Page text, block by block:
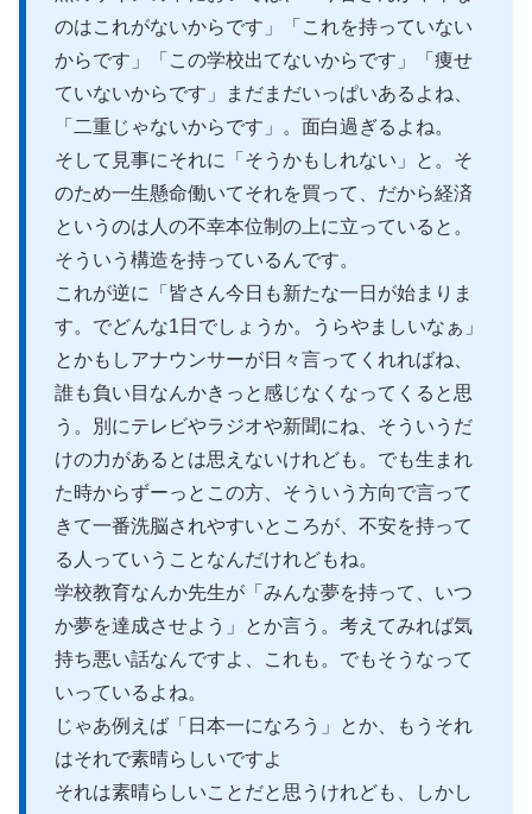
のはこれがないからです」「これを持っていない
からです」「この学校出てないからです」「痩せ
ていないからです」まだまだいっぱいあるよね、
「二重じゃないからです」。面白過ぎるよね。
そして見事にそれに「そうかもしれない」と。そ
のため一生懸命働いてそれを買って、だから経済
というのは人の不幸本位制の上に立っていると。
そういう構造を持っているんです。
これが逆に「皆さん今日も新たな一日が始まりま
す。でどんな1日でしょうか。うらやましいなぁ」
とかもしアナウンサーが日々言ってくれればね、
誰も負い目なんかきっと感じなくなってくると思
う。別にテレビやラジオや新聞にね、そういうだ
けの力があるとは思えないけれども。でも生まれ
た時からずーっとこの方、そういう方向で言って
きて一番洗脳されやすいところが、不安を持って
る人っていうことなんだけれどもね。
学校教育なんか先生が「みんな夢を持って、いつ
か夢を達成させよう」とか言う。考えてみれば気
持ち悪い話なんですよ、これも。でもそうなって
いっているよね。
じゃあ例えば「日本一になろう」とか、もうそれ
はそれで素晴らしいですよ
それは素晴らしいことだと思うけれども、しかし